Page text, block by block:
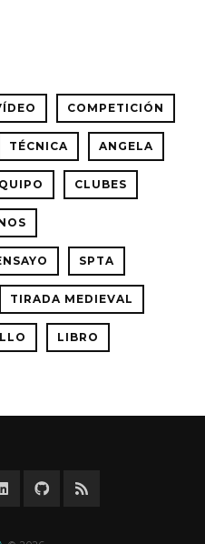
COMPETICIÓN
TÉCNICA ANGELA
CLUBES
SPTA
TIRADA MEDIEVAL
LIBRO